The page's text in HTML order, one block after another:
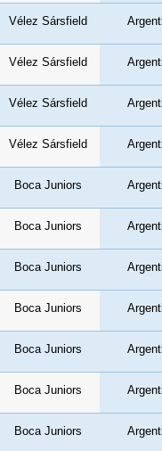
Vélez Sársfield
Vélez Sársfield
Vélez Sársfield
Vélez Sársfield
Boca Juniors
Boca Juniors
Boca Juniors
Boca Juniors
Boca Juniors
Boca Juniors
Boca Juniors